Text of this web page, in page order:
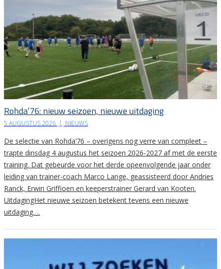
Rohda’76: nieuw seizoen, nieuwe uitdaging
5 AUGUSTUS 2026 | NIEUWS
De selectie van Rohda’76 – overigens nog verre van compleet –
trapte dinsdag 4 augustus het seizoen 2026-2027 af met de eerste
training. Dat gebeurde voor het derde opeenvolgende jaar onder
leiding van trainer-coach Marco Lange, geassisteerd door Andries
Ranck, Erwin Griffioen en keeperstrainer Gerard van Kooten.
UitdagingHet nieuwe seizoen betekent tevens een nieuwe
uitdaging….